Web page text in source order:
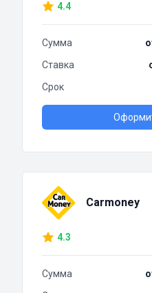
4.4
Сумма
Ставка
Срок
Carmoney
4.3
Сумма